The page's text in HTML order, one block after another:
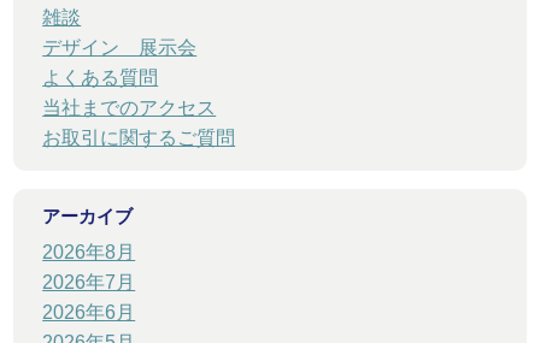
雑談
デザイン 展示会
よくある質問
当社までのアクセス
お取引に関するご質問
アーカイブ
2026年8月
2026年7月
2026年6月